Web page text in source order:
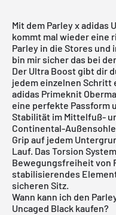
Mit dem Parley x adidas
kommt mal wieder eine
Parley in die Stores und
bin mir sicher das bei
Der Ultra Boost gibt dir
jedem einzelnen Schritt
adidas Primeknit
eine perfekte Passform
Stabilität im Mittelfuß-
Continental-
Grip auf jedem
Lauf. Das Torsion
Bewegungsfreiheit von
stabilisierendes
sicheren Sitz.
Wann kann ich den
Uncaged Black kaufen?